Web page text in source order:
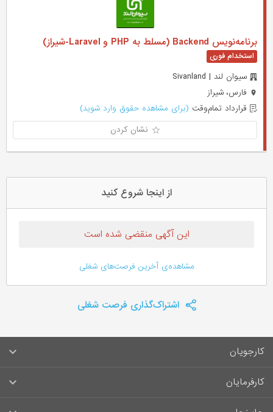
برنامه‌نویس Backend (مسلط به PHP و Laravel-شیراز)
سیوان لند | Sivanland
فارس، شیراز
قرارداد تمام‌وقت (برای مشاهده حقوق وارد شوید)
نشان کردن
از اینجا شروع کنید
این آگهی منقضی شده است
مشاهده‌ی آخرین فرصت‌های شغلی
اشتراک‌گذاری فرصت شغلی
کارجویان
سوالات متداول کارجویان
کارفرمایان